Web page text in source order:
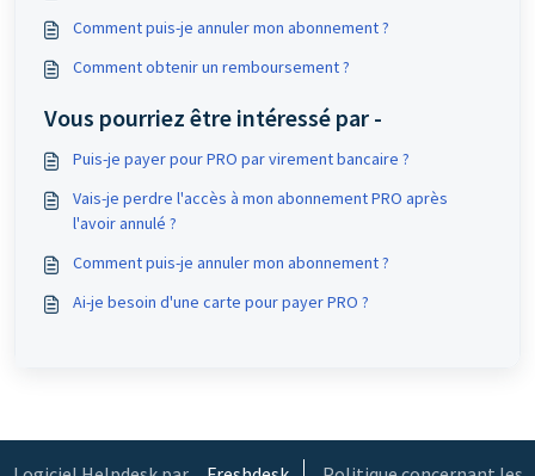
Comment puis-je annuler mon abonnement ?
Comment obtenir un remboursement ?
Vous pourriez être intéressé par -
Puis-je payer pour PRO par virement bancaire ?
Vais-je perdre l'accès à mon abonnement PRO après
l'avoir annulé ?
Comment puis-je annuler mon abonnement ?
Ai-je besoin d'une carte pour payer PRO ?